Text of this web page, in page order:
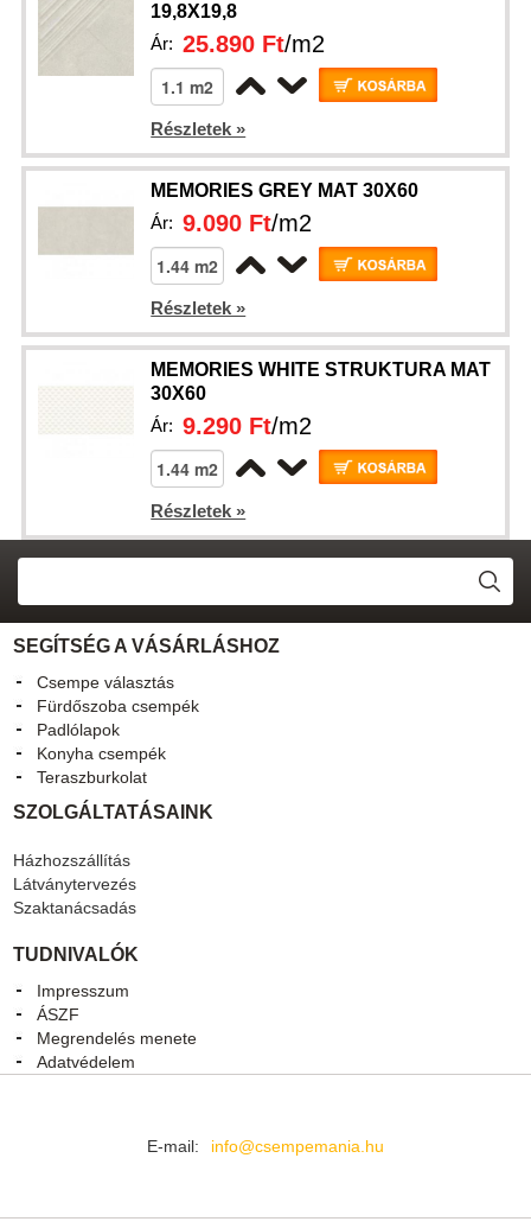
19,8X19,8
Ár: 25.890 Ft/m2
Részletek »
MEMORIES GREY MAT 30X60
Ár:9.090 Ft/m2
Részletek »
MEMORIES WHITE STRUKTURA MAT
30X60
Ár:9.290 Ft/m2
Részletek »
SEGÍTSÉG A VÁSÁRLÁSHOZ
Csempe választás
Fürdőszoba csempék
Padlólapok
Konyha csempék
Teraszburkolat
SZOLGÁLTATÁSAINK
Házhozszállítás
Látványtervezés
Szaktanácsadás
TUDNIVALÓK
Impresszum
ÁSZF
Megrendelés menete
Adatvédelem
E-mail: info@csempemania.hu